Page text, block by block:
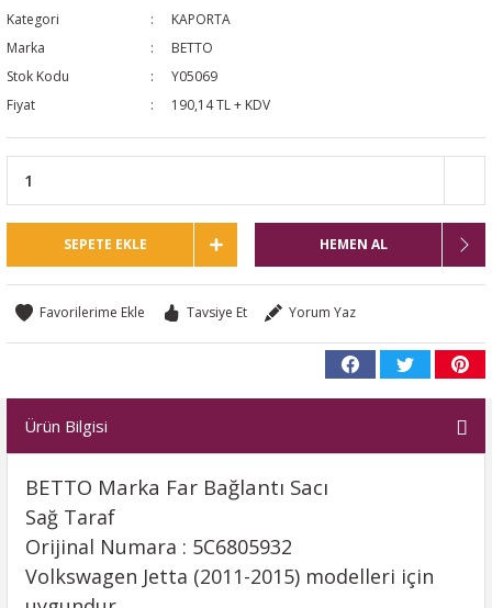
Kategori
KAPORTA
Marka
BETTO
Stok Kodu
Y05069
Fiyat
190,14 TL + KDV
SEPETE EKLE HEMEN AL
Tavsiye Et Yorum Yaz
Ürün Bilgisi
BETTO Marka Far Bağlantı Sacı
Sağ Taraf
Orijinal Numara : 5C6805932
Volkswagen Jetta (2011-2015) modelleri için